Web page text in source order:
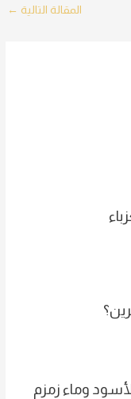
المقالة التالية ←
وماء زمزم